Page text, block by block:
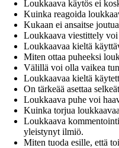
Loukkaava käytös ei
Kuinka reagoida
Kukaan ei ansaitse
Loukkaava viestittely
Loukkaavaa kieltä
Miten ottaa puheeksi
Välillä voi olla vaikea
Loukkaavaa kieltä
On tärkeää asettaa
Loukkaava puhe voi
Kuinka torjua
Loukkaava
yleistynyt ilmiö.
Miten tuoda esille, että